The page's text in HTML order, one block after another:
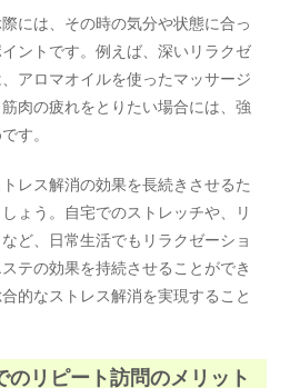
には、その時の気分や状態に合っ
ントです。例えば、深いリラクゼ
アロマオイルを使ったマッサージ
肉の疲れをとりたい場合には、強
す。
レス解消の効果を長続きさせるた
ょう。自宅でのストレッチや、リ
ど、日常生活でもリラクゼーショ
テの効果を持続させることができ
的なストレス解消を実現すること
リピート訪問のメリット